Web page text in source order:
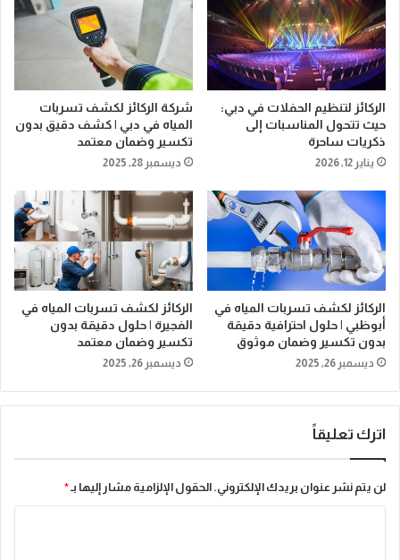
الركائز لتنظيم الحفلات في دبي:
حيث تتحول المناسبات إلى
ذكريات ساحرة
يناير 12, 2026
شركة الركائز لكشف تسربات
المياه في دبي | كشف دقيق بدون
تكسير وضمان معتمد
ديسمبر 28, 2025
الركائز لكشف تسربات المياه في
أبوظبي | حلول احترافية دقيقة
بدون تكسير وضمان موثوق
ديسمبر 26, 2025
الركائز لكشف تسربات المياه في
الفجيرة | حلول دقيقة بدون
تكسير وضمان معتمد
ديسمبر 26, 2025
اترك تعليقاً
لن يتم نشر عنوان بريدك الإلكتروني. الحقول الإلزامية مشار إليها بـ*